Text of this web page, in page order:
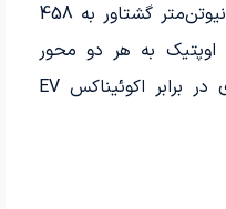
با 288 اسب­‌بخار قدرت و 451 نیوتن‌متر گشتاور به 458
اوپتیک به هر دو محور
منتقل می­‌شود، که برتری دیگری در برابر اکوئیناکس EV